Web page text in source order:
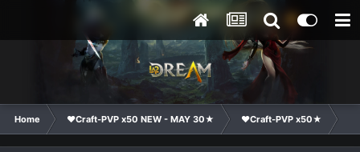
Home ❤Craft-PVP x50 NEW - MAY 30★ ❤Craft-PVP x50★